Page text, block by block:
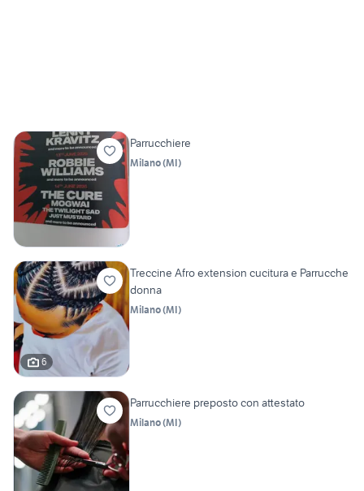
Parrucchiere
Milano(MI)
6
Treccine Afro extension cucitura e Parrucche
donna
Milano(MI)
Parrucchiere preposto con attestato
Milano(MI)